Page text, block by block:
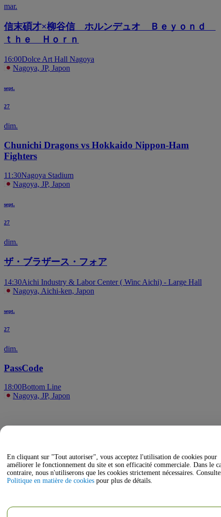
mar.
信末碩才×柳谷信 ホルンデュオ Ｂｅｙｏｎｄ
ｔｈｅ Ｈｏｒｎ
16:00Dolce Art Hall Nagoya
Nagoya, JP, Japon
sept.
27
dim.
Chunichi Dragons vs Hokkaido Nippon-Ham
Fighters
11:30Nagoya Stadium
Nagoya, JP, Japon
sept.
27
dim.
ザ・ブラザース・フォア
14:30Aichi Industry & Labor Center ( Winc Aichi) - Large Hall
Nagoya, Aichi-ken, Japon
sept.
27
dim.
PassCode
18:00Bottom Line
Nagoya, JP, Japon
En cliquant sur "Tout autoriser", vous acceptez l'utilisation de cookies pour
améliorer le fonctionnement du site et son efficacité commerciale. Dans le
contraire, nous n'utiliserons que les cookies strictement nécessaires.
Politique en matière de cookies pour plus de détails.